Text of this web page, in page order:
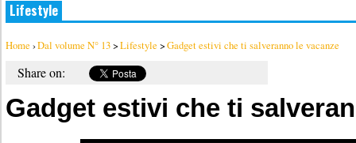
Lifestyle
Home ›Dal volume N° 13>Lifestyle >Gadget estivi che ti salveranno le vacanze
Share on:
Gadget estivi che ti